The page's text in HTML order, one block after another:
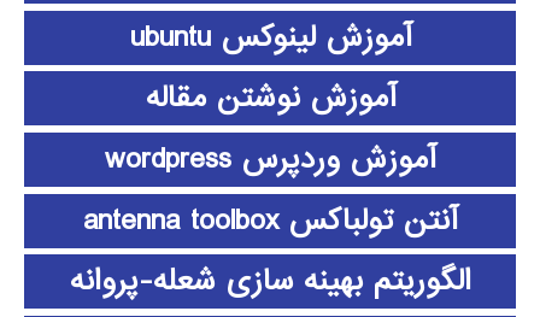
آموزش لینوکس ubuntu
آموزش نوشتن مقاله
آموزش وردپرس wordpress
آنتن تولباکس antenna toolbox
الگوریتم بهینه سازی شعله-پروانه